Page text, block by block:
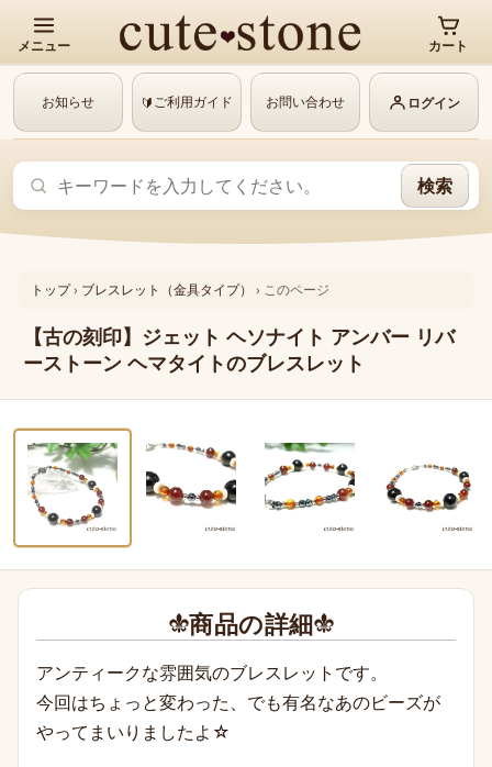
メニュー カート
お知らせ 🔰ご利用ガイド お問い合わせ ログイン
検索
トップ› ブレスレット（金具タイプ） › このページ
【古の刻印】ジェット ヘソナイト アンバー リバ
ーストーン ヘマタイトのブレスレット
‹
商品の詳細
アンティークな雰囲気のブレスレットです。
今回はちょっと変わった、でも有名なあのビーズが
やってまいりましたよ☆